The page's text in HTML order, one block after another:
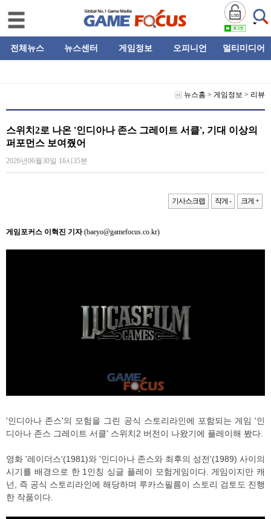
전체뉴스 뉴스센터 게임정보 오피니언 멀티미디어
뉴스홈 > 게임정보 > 리뷰
스위치2로 나온 '인디아나 존스 그레이트 서클', 기대 이상의
퍼포먼스 보여줬어
2026년06월30일 16시35분
기사스크랩 작게 - 크게 +
게임포커스 이혁진 기자(baeyo@gamefocus.co.kr)
'인디아나 존스'의 모험을 그린 공식 스토리라인에 포함되는 게임 '인
디아나 존스 그레이트 서클' 스위치2 버전이 나왔기에 플레이해 봤다.
영화 '레이더스'(1981)와 '인디아나 존스와 최후의 성전'(1989) 사이의
시기를 배경으로 한 1인칭 싱글 플레이 모험게임이다. 게임이지만 캐
넌, 즉 공식 스토리라인에 해당하며 루카스필름이 스토리 검토도 진행
한 작품이다.